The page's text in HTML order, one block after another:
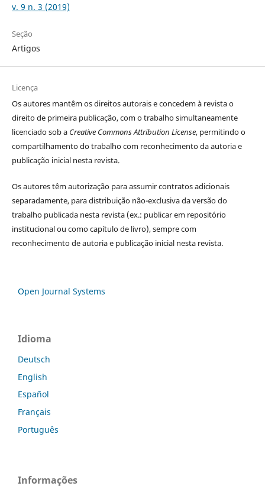
v. 9 n. 3 (2019)
Seção
Artigos
Licença
Os autores mantêm os direitos autorais e concedem à revista o
direito de primeira publicação, com o trabalho simultaneamente
licenciado sob a Creative Commons Attribution License, permitindo o
compartilhamento do trabalho com reconhecimento da autoria e
publicação inicial nesta revista.
Os autores têm autorização para assumir contratos adicionais
separadamente, para distribuição não-exclusiva da versão do
trabalho publicada nesta revista (ex.: publicar em repositório
institucional ou como capítulo de livro), sempre com
reconhecimento de autoria e publicação inicial nesta revista.
Open Journal Systems
Idioma
Deutsch
English
Español
Français
Português
Informações